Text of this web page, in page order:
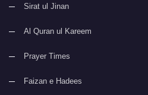
Sirat ul Jinan
Al Quran ul Kareem
Prayer Times
Faizan e Hadees